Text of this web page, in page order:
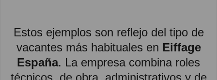
Estos ejemplos son reflejo del tipo de
vacantes más habituales en Eiffage
España. La empresa combina roles
técnicos, de obra, administrativos y de